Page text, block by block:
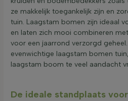
ze makkelijk toegankelijk zijn en
tuin. Laagstam bomen zijn ideaal
en laten zich mooi combineren met
voor een jaarrond verzorgd
evenwichtige laagstam bomen
laagstam boom te veel aandacht
De ideale standplaats